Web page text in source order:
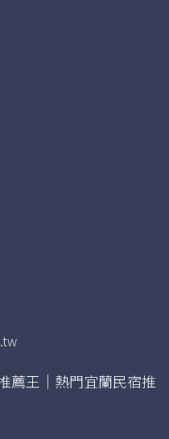
薦王｜熱門宜蘭民宿推